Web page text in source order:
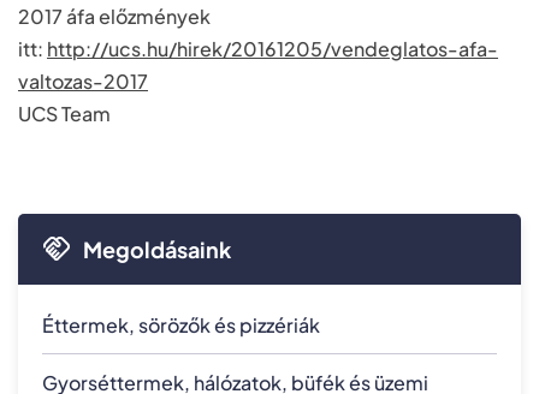
2017 áfa előzmények
itt: http://ucs.hu/hirek/20161205/vendeglatos-afa-
valtozas-2017
UCS Team
Megoldásaink
Éttermek, sörözők és pizzériák
Gyorséttermek, hálózatok, büfék és üzemi